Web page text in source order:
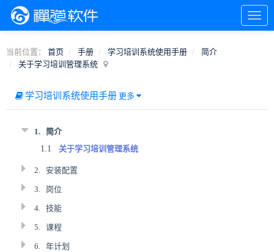
当前位置： 首页 手册 学习培训系统使用手册
简介
关于学习培训管理系统
学习培训系统使用手册 更多
1. 简介
1.1
关于学习培训管理系统
2. 安装配置
3. 岗位
4. 技能
5. 课程
6. 年计划